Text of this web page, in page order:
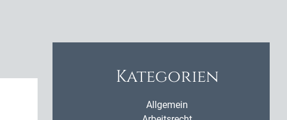
Kategorien
Allgemein